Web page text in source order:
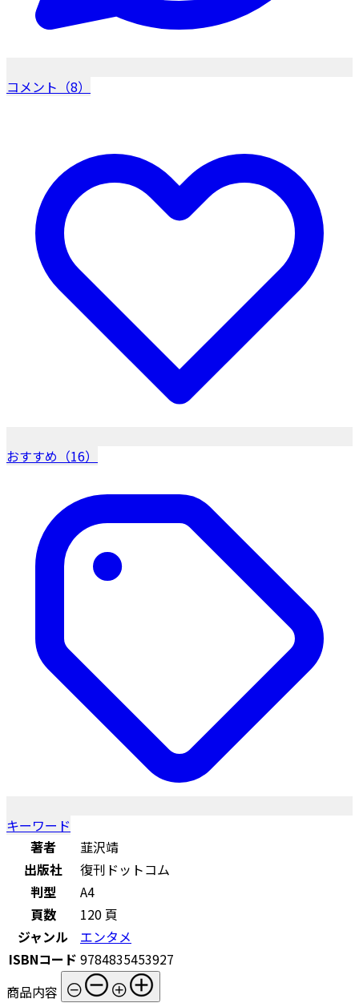
コメント（8）
おすすめ（16）
キーワード
著者
韮沢靖
出版社
復刊ドットコム
判型
A4
頁数
120 頁
ジャンル
エンタメ
ISBNコード 9784835453927
商品内容